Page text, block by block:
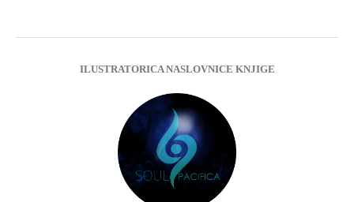
ILUSTRATORICA NASLOVNICE KNJIGE